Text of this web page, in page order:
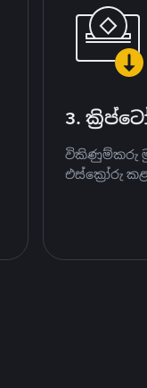
3.
විකිණුම්කරු
එස්ක්‍රෝරු කළ